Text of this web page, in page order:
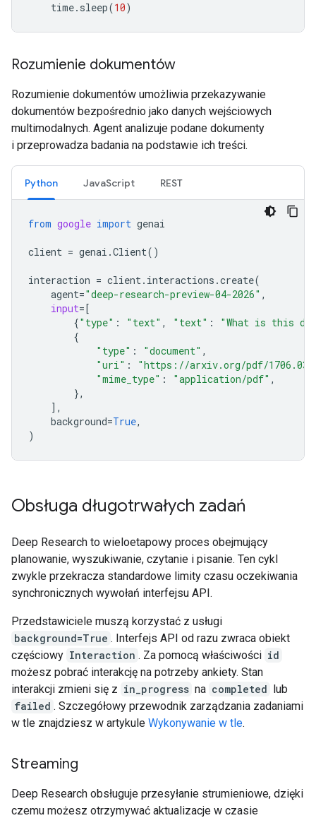
time. sleep(10)
Rozumienie dokumentów
Rozumienie dokumentów umożliwia przekazywanie
dokumentów bezpośrednio jako danych wejściowych
multimodalnych. Agent analizuje podane dokumenty
i przeprowadza badania na podstawie ich treści.
Python JavaScript REST
from google import genai
client = genai .Client()
interaction = client. interactions .create(
agent="deep-research-preview-04-2026" ,
input=[
{"type" : "text" , "text" :
"What is this
{
"type" : "document" ,
"uri" :
"https://arxiv.org/pdf/
"mime_type" : "application/pdf" ,
},
],
background=True,
)
Obsługa długotrwałych zadań
Deep Research to wieloetapowy proces obejmujący
planowanie, wyszukiwanie, czytanie i pisanie. Ten cykl
zwykle przekracza standardowe limity czasu oczekiwania
synchronicznych wywołań interfejsu API.
Przedstawiciele muszą korzystać z usługi
background=True . Interfejs API od razu zwraca obiekt
częściowy Interaction . Za pomocą właściwości id
możesz pobrać interakcję na potrzeby ankiety. Stan
interakcji zmieni się z in_progress na completed lub
failed . Szczegółowy przewodnik zarządzania zadaniami
w tle znajdziesz w artykule Wykonywanie w tle.
Streaming
Deep Research obsługuje przesyłanie strumieniowe, dzięki
czemu możesz otrzymywać aktualizacje w czasie